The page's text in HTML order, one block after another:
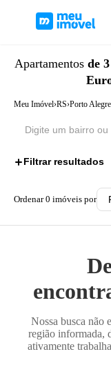
Apartamentos de
Meu Imóvel›RS›Porto Alegre
Filtrar resultados
Ordenar0 imóveis por
Nossa busca não
região informada,
ativamente